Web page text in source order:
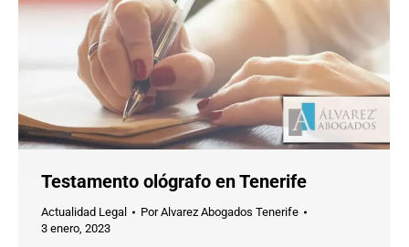
Testamento ológrafo en Tenerife
Actualidad Legal PorAlvarez Abogados Tenerife
3 enero, 2023